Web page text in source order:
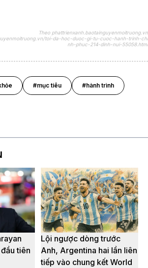
Theo phattrienxanh.baotainguyenmoitruong.vn
toi-da-hoc-duoc-gi-tu-cuoc-hanh-trinh-chi
nh-phuc-214-dinh-nui-55058.html
#mục tiêu #hành trình
tiên
Lội ngược dòng trước
Anh, Argentina hai lần liên
tiếp vào chung kết World